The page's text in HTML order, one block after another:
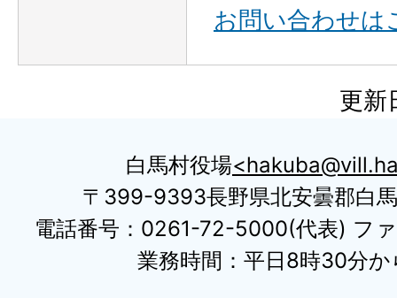
お問い合わせは
更新
白馬村役場
〒399-9393長野県北安曇郡白
電話番号：0261-72-5000(代表) フ
業務時間：平日8時30分か